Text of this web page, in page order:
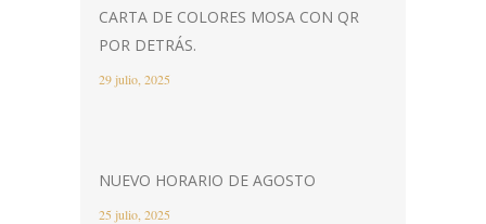
CARTA DE COLORES MOSA CON QR
POR DETRÁS.
29 julio, 2025
NUEVO HORARIO DE AGOSTO
25 julio, 2025